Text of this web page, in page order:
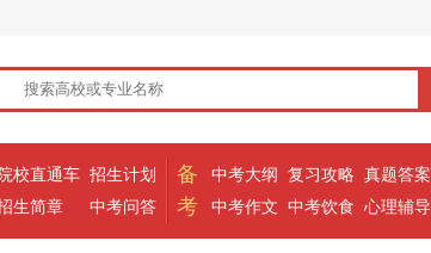
院校直通车
生简章
招生计划
中考问答
备
考
中考大纲
中考作文
复习攻略
中考饮食
真题答案
心理辅导